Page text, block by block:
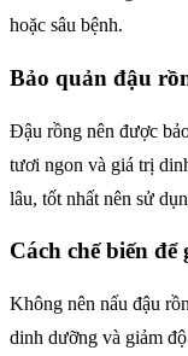
hoặc sâu bệnh.
Bảo quản đậu
Đậu rồng nên được
tươi ngon và giá trị
lâu, tốt nhất nên sử
Cách chế biến
Không nên nấu đậu
dinh dưỡng và giảm